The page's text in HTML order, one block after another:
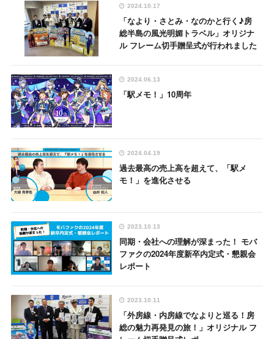
2024.10.17
「なより・さとみ・なのかと行く♪房
総半島の風光明媚トラベル」オリジナ
ル フレーム切手贈呈式が行われました
2024.06.13
「駅メモ！」10周年
2024.04.19
過去最高の売上高を超えて、「駅メ
モ！」を進化させる
2023.10.13
同期・会社への理解が深まった！ モバ
ファクの2024年度新卒内定式・懇親会
レポート
2023.10.11
「外房線・内房線でなよりと巡る！房
総の魅力再発見の旅！」オリジナル フ